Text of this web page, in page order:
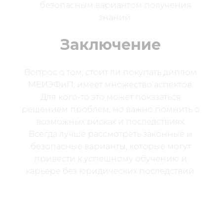
безопасным вариантом получения
знаний.
Заключение
Вопрос о том, стоит ли покупать диплом
МЕИЭФиП, имеет множество аспектов.
Для кого-то это может показаться
решением проблем, но важно помнить о
возможных рисках и последствиях.
Всегда лучше рассмотреть законные и
безопасные варианты, которые могут
привести к успешному обучению и
карьере без юридических последствий.